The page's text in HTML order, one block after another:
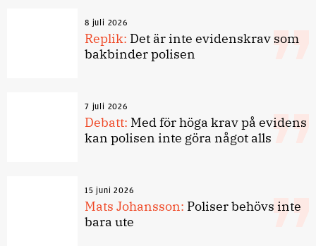
8 juli 2026
Replik: Det är inte evidenskrav som
bakbinder polisen
7 juli 2026
Debatt: Med för höga krav på evidens
kan polisen inte göra något alls
15 juni 2026
Mats Johansson: Poliser behövs inte
bara ute